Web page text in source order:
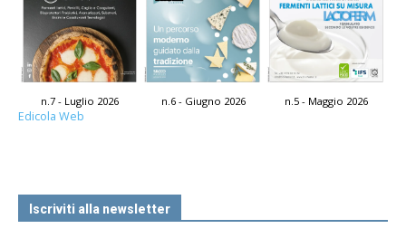
n.7 - Luglio 2026 n.6 - Giugno 2026 n.5 - Maggio 2026
Edicola Web
Iscriviti alla newsletter